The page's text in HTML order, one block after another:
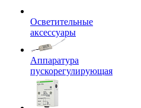
Осветительные
аксессуары
Аппаратура
пускорегулирующая